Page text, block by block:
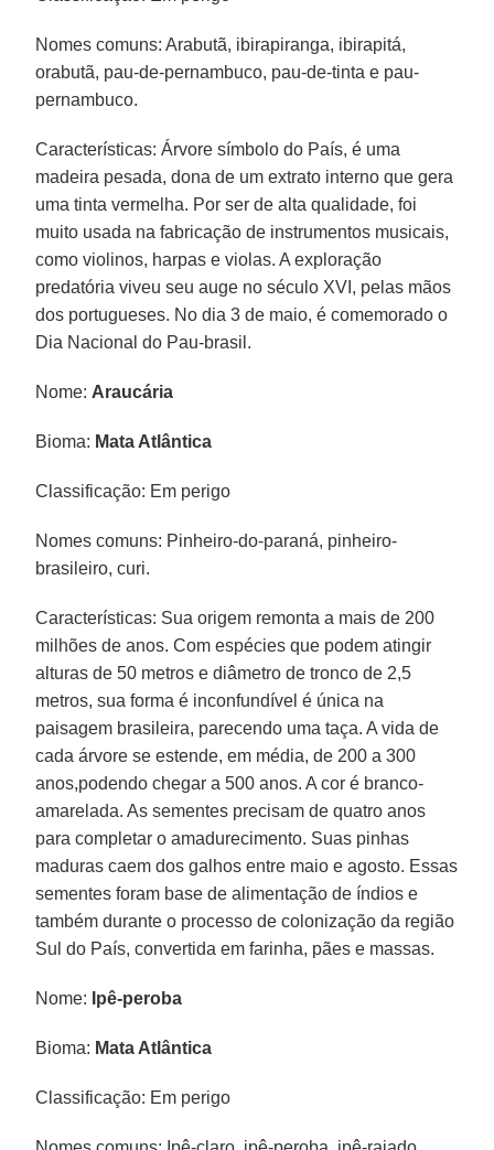
Nomes comuns: Arabutã, ibirapiranga, ibirapitá,
orabutã, pau-de-pernambuco, pau-de-tinta e pau-
pernambuco.
Características: Árvore símbolo do País, é uma
madeira pesada, dona de um extrato interno que gera
uma tinta vermelha. Por ser de alta qualidade, foi
muito usada na fabricação de instrumentos musicais,
como violinos, harpas e violas. A exploração
predatória viveu seu auge no século XVI, pelas mãos
dos portugueses. No dia 3 de maio, é comemorado o
Dia Nacional do Pau-brasil.
Nome: Araucária
Bioma: Mata Atlântica
Classificação: Em perigo
Nomes comuns: Pinheiro-do-paraná, pinheiro-
brasileiro, curi.
Características: Sua origem remonta a mais de 200
milhões de anos. Com espécies que podem atingir
alturas de 50 metros e diâmetro de tronco de 2,5
metros, sua forma é inconfundível é única na
paisagem brasileira, parecendo uma taça. A vida de
cada árvore se estende, em média, de 200 a 300
anos,podendo chegar a 500 anos. A cor é branco-
amarelada. As sementes precisam de quatro anos
para completar o amadurecimento. Suas pinhas
maduras caem dos galhos entre maio e agosto. Essas
sementes foram base de alimentação de índios e
também durante o processo de colonização da região
Sul do País, convertida em farinha, pães e massas.
Nome: Ipê-peroba
Bioma: Mata Atlântica
Classificação: Em perigo